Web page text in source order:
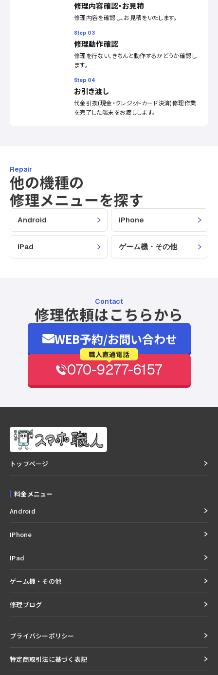
修理内容確認・お見積
修理内容を確認し、お見積をいたします。
Step 03
修理動作確認
修理を行ない、きちんと動作するかどうか確認し
ます。
Step 04
お引き渡し
代金引換(現金・クレジットカード決済)修理作業
を完了した端末をお渡しします。
Repair
他の機種の
修理メニューを探す
Android iPhone
iPad ゲーム機・その他
Contact
修理依頼はこちらから
WEB予約/お問い合わせ
職人直通電話
070-9277-6157
トップページ
料金メニュー
Android
IPhone
IPad
ゲーム機・その他
修理ブログ
プライバシーポリシー
特定商取引法に基づく表記